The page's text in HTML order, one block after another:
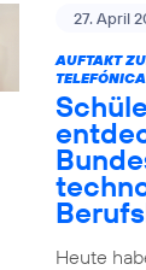
27. April
AUFTAKT
Heute